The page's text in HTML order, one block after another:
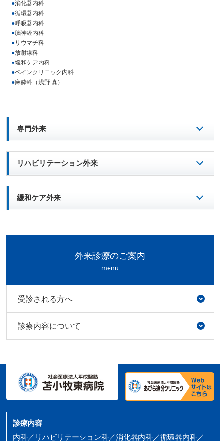
●消化器内科
●循環器内科
●呼吸器内科
●脳神経内科
●リウマチ科
●放射線科
●緩和ケア内科
●ペインクリニック内科
●麻酔科（浅野 真）
専門外来
リハビリテーション外来
緩和ケア外来
外来診療のご案内
menu
受診される方へ
診療内容について
診療内容
内科／リハビリテーション科／消化器内科／循環器内科／